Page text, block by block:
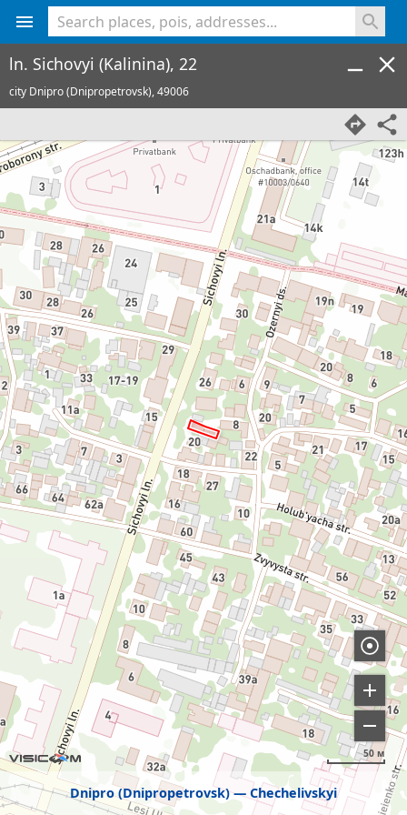
Dnipro (Dnipropetrovsk) Chechelivskyi
50 м
ln. Sichovyi (Kalinina), 22
city Dnipro (Dnipropetrovsk),49006
<% console.log(hcard) %>